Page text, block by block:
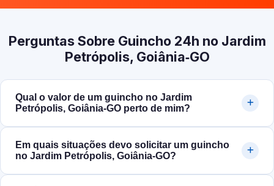
Perguntas Sobre Guincho 24h no Jardim
Petrópolis, Goiânia‑GO
Qual o valor de um guincho no Jardim
Petrópolis, Goiânia‑GO perto de mim?
Em quais situações devo solicitar um guincho
no Jardim Petrópolis, Goiânia‑GO?